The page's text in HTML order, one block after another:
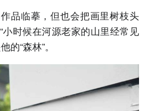
品临摹，但也会把画里树枝头
小时候在河源老家的山里经常见
的“森林”。